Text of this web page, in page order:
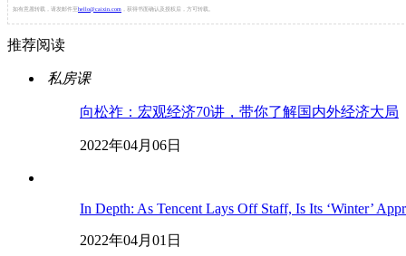
如有意愿转载，请发邮件至 hello@caixin.com ，获得书面确认及授权后，方可转载。
推荐阅读
私房课
向松祚：宏观经济70讲，带你了解国内外经济大局
2022年04月06日
In Depth: As Tencent Lays Off Staff, Is Its ‘Winter’
2022年04月01日